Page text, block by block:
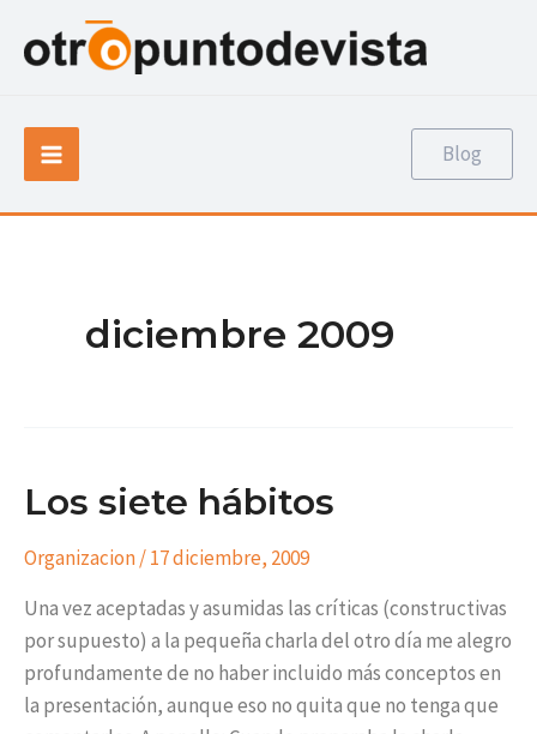
Main
Menu
Blog
diciembre 2009
Los siete hábitos
Organizacion/17 diciembre, 2009
Una vez aceptadas y asumidas las críticas (constructivas
por supuesto) a la pequeña charla del otro día me alegro
profundamente de no haber incluido más conceptos en
la presentación, aunque eso no quita que no tenga que